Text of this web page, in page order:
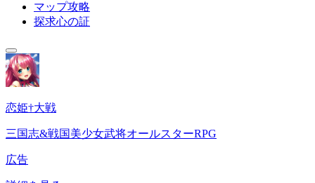
マップ攻略
探求心の証
恋姫†大戦
三国志&戦国美少女武将オールスターRPG
広告